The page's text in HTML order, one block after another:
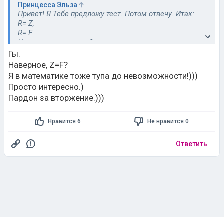
Принцесса Эльза
Привет! Я Тебе предложу тест. Потом отвечу. Итак:
R= Z,
R= F.
Что из этого следует?
Гы.
Наверное, Z=F?
Я в математике тоже тупа до невозможности!)))
Просто интересно.)
Пардон за вторжение.)))
Нравится 6 Не нравится 0
Ответить